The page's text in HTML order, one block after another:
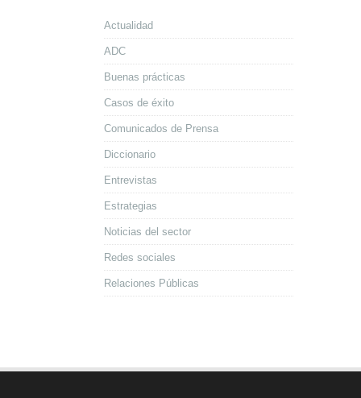
Actualidad
ADC
Buenas prácticas
Casos de éxito
Comunicados de Prensa
Diccionario
Entrevistas
Estrategias
Noticias del sector
Redes sociales
Relaciones Públicas